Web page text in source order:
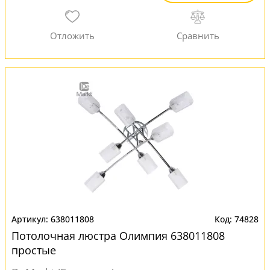
638011808 74828
Потолочная люстра Олимпия 638011808
простые